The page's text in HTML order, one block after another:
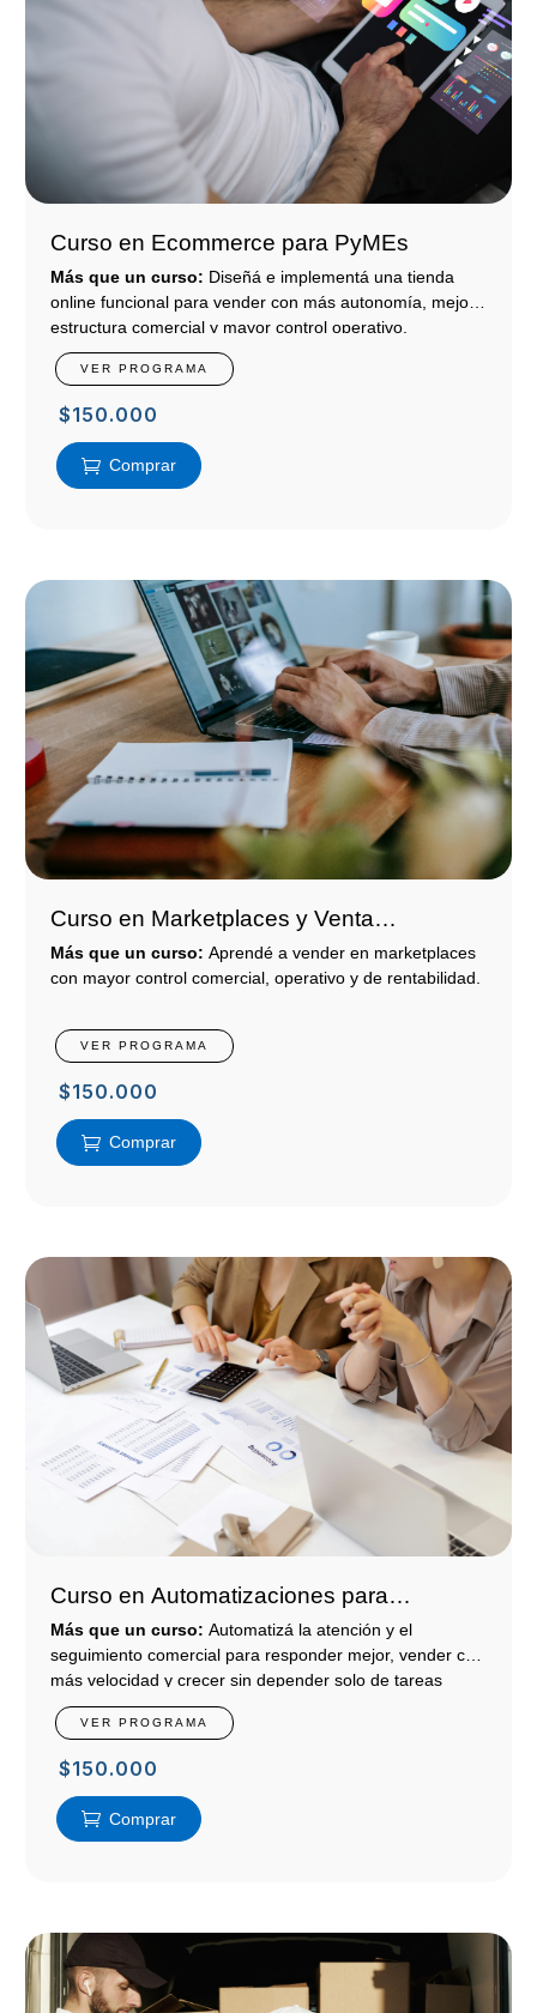
Curso en Ecommerce para PyMEs
Más que un curso: Diseñá e implementá una tienda
online funcional para vender con más autonomía, mejor
estructura comercial y mayor control operativo.
VER PROGRAMA
$150.000
Comprar
Curso en Marketplaces y Venta
Multicanal: Estrategias para competir con
grandes plataformas
Más que un curso: Aprendé a vender en marketplaces
con mayor control comercial, operativo y de rentabilidad.
VER PROGRAMA
$150.000
Comprar
Curso en Automatizaciones para
potenciar la Experiencia de Usuario
Más que un curso: Automatizá la atención y el
seguimiento comercial para responder mejor, vender con
más velocidad y crecer sin depender solo de tareas
manuales.
VER PROGRAMA
$150.000
Comprar